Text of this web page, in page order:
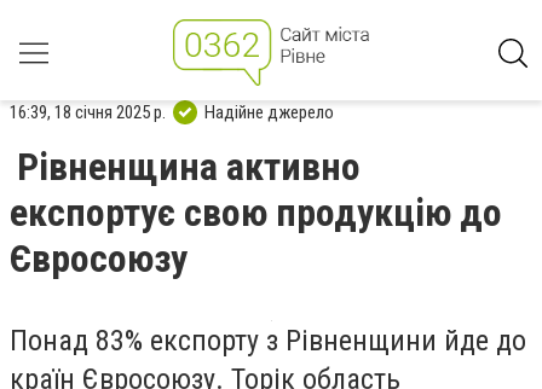
16:39, 18 січня 2025 р. Надійне джерело
Рівненщина активно
експортує свою продукцію до
Євросоюзу
Понад 83% експорту з Рівненщини йде до
країн Євросоюзу. Торік область